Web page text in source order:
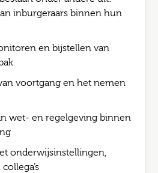
inburgeraars binnen hun
en bijstellen van
voortgang en het nemen
wet- en regelgeving binnen
onderwijsinstellingen,